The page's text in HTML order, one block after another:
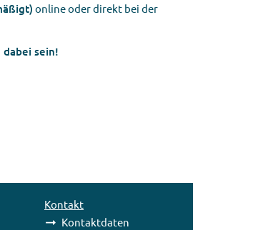
online oder direkt bei der
sein!
Kontakt
Kontaktdaten